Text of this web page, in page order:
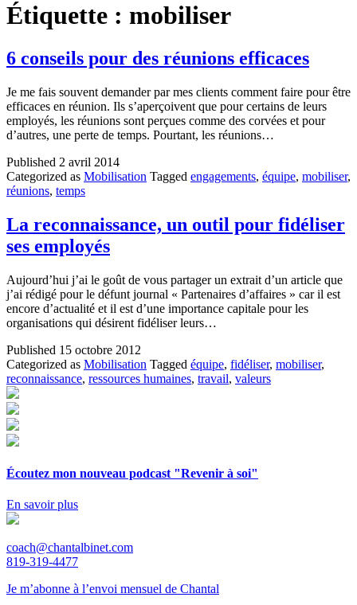
Étiquette : mobiliser
6 conseils pour des réunions efficaces
Je me fais souvent demander par mes clients comment faire pour être
efficaces en réunion. Ils s’aperçoivent que pour certains de leurs
employés, les réunions sont perçues comme des corvées et pour
d’autres, une perte de temps. Pourtant, les réunions…
Published 2 avril 2014
Categorized as Mobilisation Tagged engagements, équipe, mobiliser,
réunions, temps
La reconnaissance, un outil pour fidéliser
ses employés
Aujourd’hui j’ai le goût de vous partager un extrait d’un article que
j’ai rédigé pour le défunt journal « Partenaires d’affaires » car il est
encore d’actualité et il est d’une importance capitale pour les
organisations qui désirent fidéliser leurs…
Published 15 octobre 2012
Categorized as Mobilisation Tagged équipe, fidéliser, mobiliser,
reconnaissance, ressources humaines, travail, valeurs
Écoutez mon nouveau podcast "Revenir à soi"
En savoir plus
coach@chantalbinet.com
819-319-4477
Je m’abonne à l’envoi mensuel de Chantal